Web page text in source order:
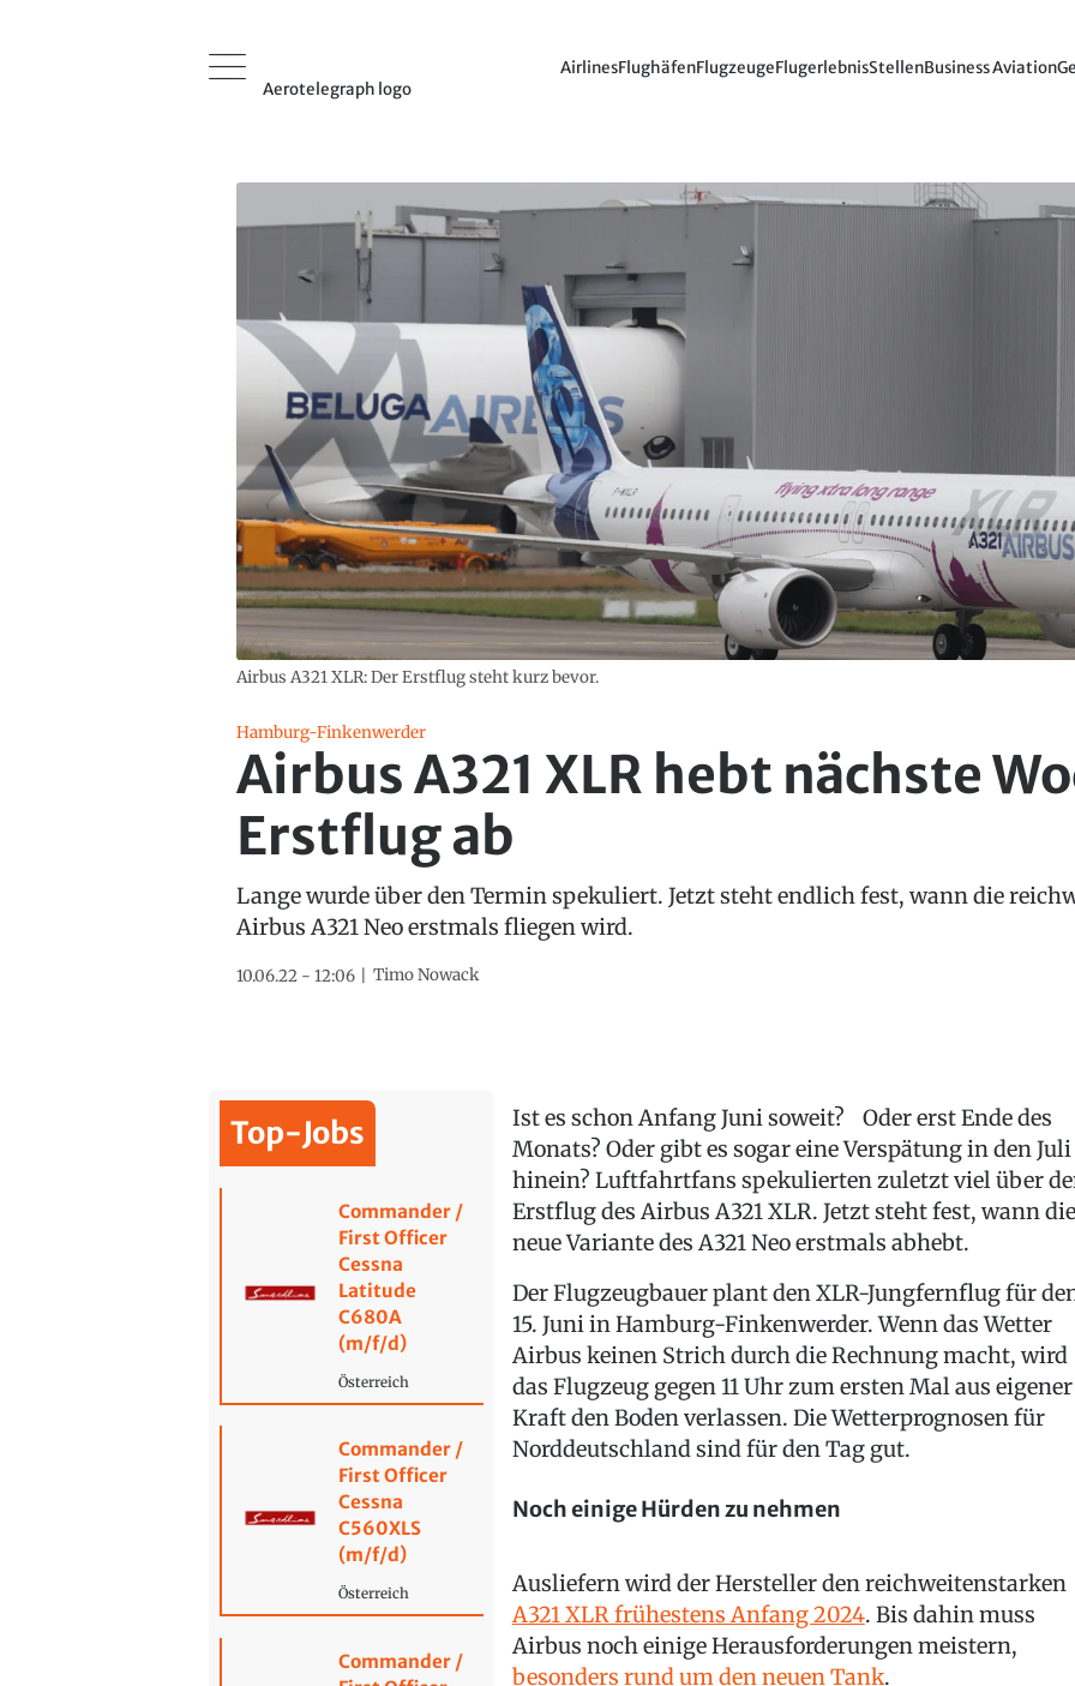
Aerotelegraph logo
AirlinesFlughäfenFlugzeugeFlugerlebnisStellenBusiness Aviation
Airbus A321 XLR: Der Erstflug steht kurz bevor.
Hamburg-Finkenwerder
Airbus A321 XLR hebt nächste
Erstflug ab
Lange wurde über den Termin spekuliert. Jetzt steht endlich fest, wann die
Airbus A321 Neo erstmals fliegen wird.
10.06.22 - 12:06 Timo Nowack
Top-Jobs
Commander /
First Officer
Cessna
Latitude
C680A
(m/f/d)
Österreich
Commander /
First Officer
Cessna
C560XLS
(m/f/d)
Österreich
Commander /
Ist es schon Anfang Juni soweit? Oder erst Ende des
Monats? Oder gibt es sogar eine Verspätung in den Juli
hinein? Luftfahrtfans spekulierten zuletzt viel über
Erstflug des Airbus A321 XLR. Jetzt steht fest, wann die
neue Variante des A321 Neo erstmals abhebt.
Der Flugzeugbauer plant den XLR-Jungfernflug für
15. Juni in Hamburg-Finkenwerder. Wenn das Wetter
Airbus keinen Strich durch die Rechnung macht, wird
das Flugzeug gegen 11 Uhr zum ersten Mal aus eigener
Kraft den Boden verlassen. Die Wetterprognosen für
Norddeutschland sind für den Tag gut.
Noch einige Hürden zu nehmen
Ausliefern wird der Hersteller den reichweitenstarken
A321 XLR frühestens Anfang 2024. Bis dahin muss
Airbus noch einige Herausforderungen meistern,
besonders rund um den neuen Tank.